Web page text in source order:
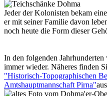
Jeder der Kolonisten bekam
er mit seiner Familie davon
noch heute die Form dieser
In den folgenden
immer wieder. Näheres finden
"Historisch-Topographischen
Amtshauptmannschaft Pirna"